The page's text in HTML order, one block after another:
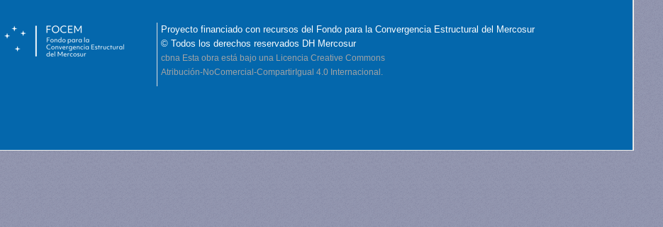
Proyecto financiado con recursos del Fondo para la Convergencia Estructural del Mercosur
© Todos los derechos reservados DH Mercosur
cbna Esta obra está bajo una Licencia Creative Commons
Atribución-NoComercial-CompartirIgual 4.0 Internacional.